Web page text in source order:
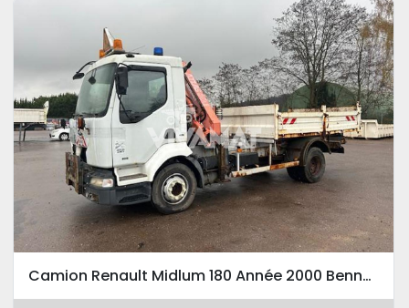
Camion Renault Midlum 180 Année 2000 Benne grue auxiliaire ATLAS 60.1 plaque SETRA AV pour balais av ou lame de déneigement